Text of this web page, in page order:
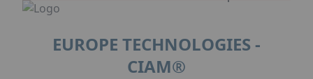
EUROPE TECHNOLOGIES -
CIAM®